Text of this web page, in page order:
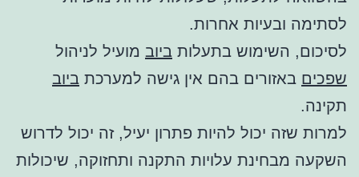
לסתימה ובעיות אחרות.
לסיכום, השימוש בתעלות ביוב מועיל לניהול
שפכים באזורים בהם אין גישה למערכת ביוב
תקינה.
למרות שזה יכול להיות פתרון יעיל, זה יכול לדרוש
השקעה מבחינת עלויות התקנה ותחזוקה, שיכולות